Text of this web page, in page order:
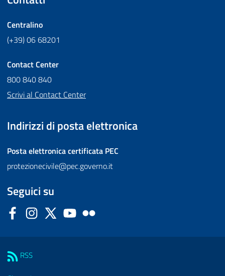
Centralino
(+39) 06 68201
Contact Center
800 840 840
Scrivi al Contact Center
Indirizzi di posta elettronica
Posta elettronica certificata PEC
protezionecivile@pec.governo.it
Seguici su
FacebookInstagram
Twitter YouTube
RSS